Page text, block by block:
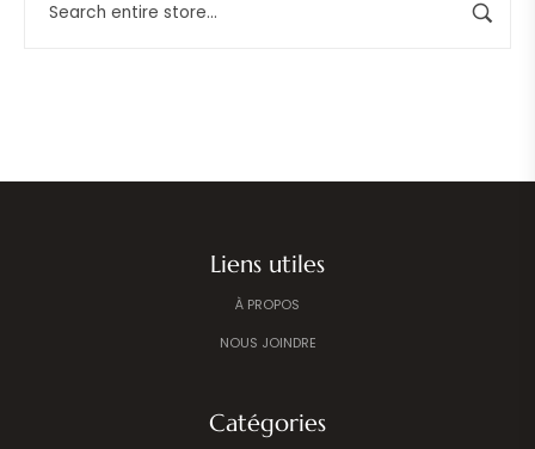
Liens utiles
À PROPOS
NOUS JOINDRE
Catégories